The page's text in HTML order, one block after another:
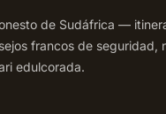
de Sudáfrica —
francos de seguridad,
edulcorada.